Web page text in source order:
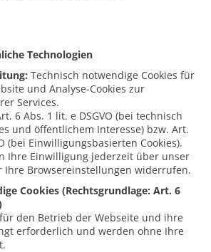
Technologien
Technisch notwendige Cookies für
und Analyse-Cookies zur
Services.
6 Abs. 1 lit. e DSGVO (bei technisch
und öffentlichem Interesse) bzw. Art.
(bei Einwilligungsbasierten Cookies).
Ihre Einwilligung jederzeit über unser
Ihre Browsereinstellungen widerrufen.
Cookies (Rechtsgrundlage: Art. 6
den Betrieb der Webseite und ihre
erforderlich und werden ohne Ihre